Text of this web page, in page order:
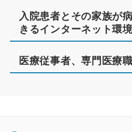
入院患者とその家族が
きるインターネット環
医療従事者、専門医療